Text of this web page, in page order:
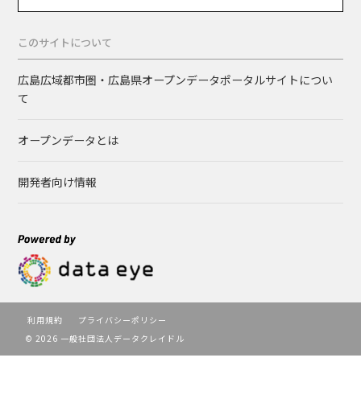
このサイトについて
広島広域都市圏・広島県オープンデータポータルサイトについ
て
オープンデータとは
開発者向け情報
利用規約
プライバシーポリシー
© 2026 一般社団法人データクレイドル